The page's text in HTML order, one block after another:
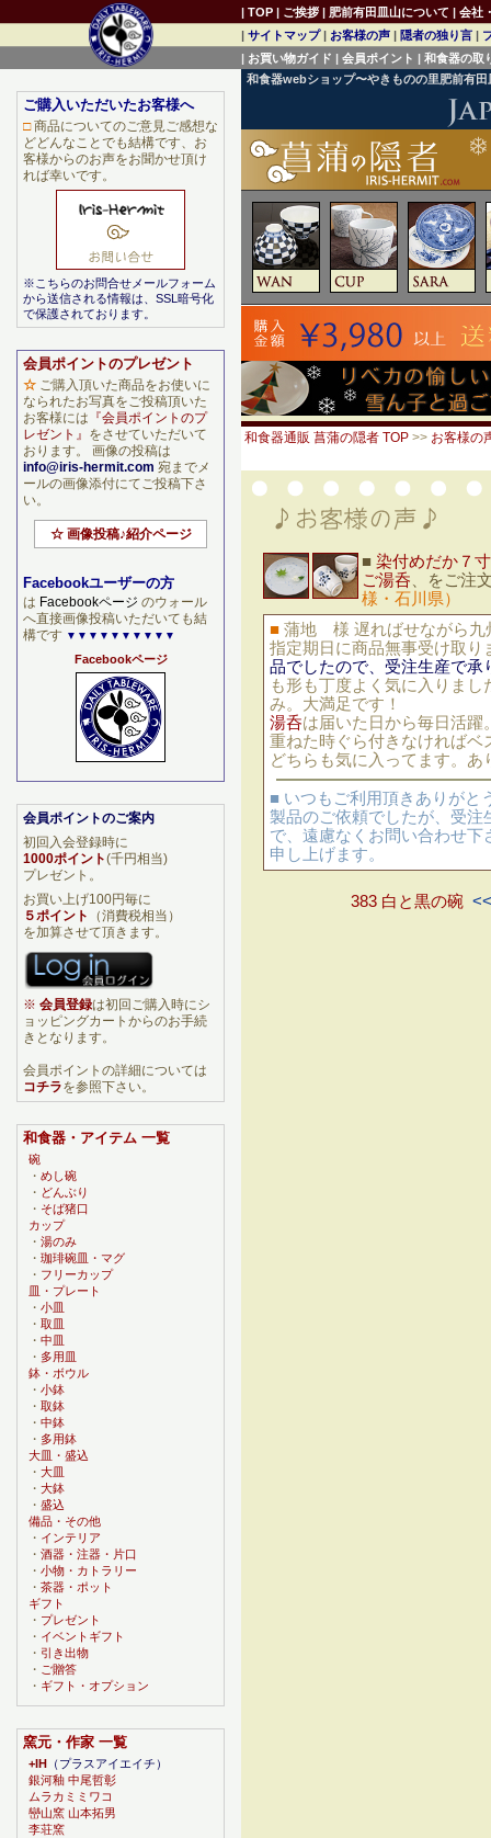
和食器webショップ〜やきものの里肥前有
和食器通販 菖蒲の隠者 TOP >> お客様の
■ 染付めだか７
ご湯呑 、をご注
様・石川県）
■ 蒲地 様 遅ればせながら九
指定期日に商品無事受け取り
品でしたので、受注生産で承
も形も丁度よく気に入りま
み。大満足です！
湯呑は届いた日から毎日活躍
重ねた時ぐら付きなければ
どちらも気に入ってます。
■ いつもご利用頂きありがと
製品のご依頼でしたが、受
で、遠慮なくお問い合わせ
申し上げます。
383 白と黒の碗
ご購入いただいたお客様へ
□商品についてのご意見ご感想な
どどんなことでも結構です、お
客様からのお声をお聞かせ頂け
れば幸いです。
※こちらのお問合せメールフォーム
から送信される情報は、SSL暗号化
で保護されております。
会員ポイントのプレゼント
☆ ご購入頂いた商品をお使いに
なられたお写真をご投稿頂いた
お客様には 『会員ポイントのプ
レゼント』 をさせていただいて
おります。 画像の投稿は
info@iris-hermit.com 宛までメ
ールの画像添付にてご投稿下さ
い。
☆ 画像投稿♪紹介ページ
Facebookユーザーの方
は Facebookページ のウォール
へ直接画像投稿いただいても結
構です ▼▼▼▼▼▼▼▼▼▼
Facebookページ
会員ポイントのご案内
初回入会登録時に
1000ポイント(千円相当)
プレゼント。
お買い上げ100円毎に
５ポイント
（消費税相当）
を加算させて頂きます。
※ 会員登録は初回ご購入時にシ
ョッピングカートからのお手続
きとなります。
会員ポイントの詳細については
コチラを参照下さい。
和食器・アイテム 一覧
碗
・ めし碗
・ どんぶり
・ そば猪口
カップ
・ 湯のみ
・ 珈琲碗皿・マグ
・ フリーカップ
皿・プレート
・ 小皿
・ 取皿
・ 中皿
・ 多用皿
鉢・ボウル
・ 小鉢
・ 取鉢
・ 中鉢
・ 多用鉢
大皿・盛込
・ 大皿
・ 大鉢
・ 盛込
備品・その他
・ インテリア
・ 酒器・注器・片口
・ 小物・カトラリー
・ 茶器・ポット
ギフト
・ プレゼント
・ イベントギフト
・ 引き出物
・ ご贈答
・ ギフト・オプション
窯元・作家 一覧
+IH
（プラスアイエイチ）
銀河釉 中尾哲彰
ムラカミミワコ
巒山窯 山本拓男
李荘窯
| TOP | ご挨拶 | 肥前有田皿山について | 会社
| サイトマップ| お客様の声 | 隠者の独り言 |
| お買い物ガイド | 会員ポイント | 和食器の取